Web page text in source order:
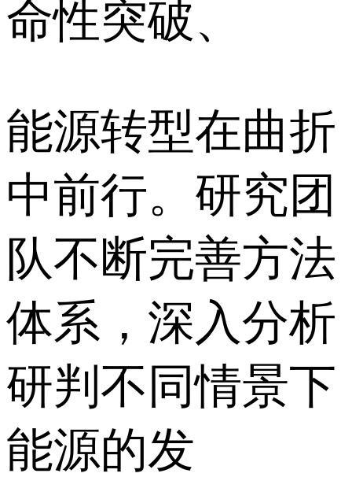
命性突破、
能源转型在曲折
中前行。研究团
队不断完善方法
体系，深入分析
研判不同情景下
能源的发